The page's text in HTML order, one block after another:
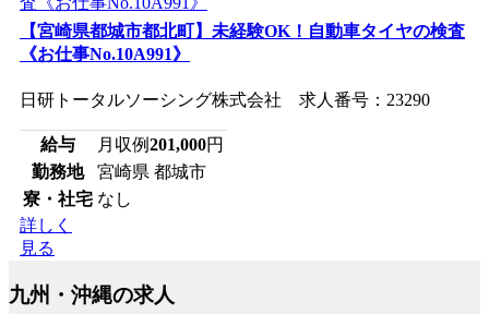
【宮崎県都城市都北町】未経験OK！自動車タイヤの検査
《お仕事No.10A991》
日研トータルソーシング株式会社 求人番号：23290
給与 月収例201,000円
勤務地
宮崎県 都城市
寮・社宅 なし
詳しく
見る
九州・沖縄の求人